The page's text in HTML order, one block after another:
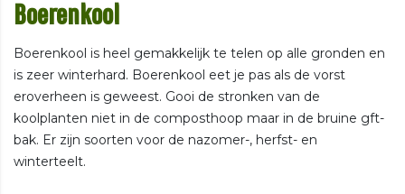
Boerenkool
Boerenkool is heel gemakkelijk te telen op alle gronden en
is zeer winterhard. Boerenkool eet je pas als de vorst
eroverheen is geweest. Gooi de stronken van de
koolplanten niet in de composthoop maar in de bruine gft-
bak. Er zijn soorten voor de nazomer-, herfst- en
winterteelt.